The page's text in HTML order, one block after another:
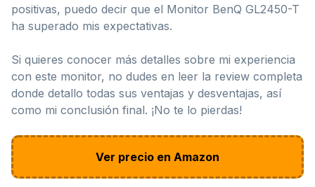
positivas, puedo decir que el Monitor BenQ GL2450-T
ha superado mis expectativas.
Si quieres conocer más detalles sobre mi experiencia
con este monitor, no dudes en leer la review completa
donde detallo todas sus ventajas y desventajas, así
como mi conclusión final. ¡No te lo pierdas!
Ver precio en Amazon